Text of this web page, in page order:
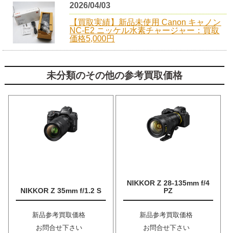
2026/04/03
【買取実績】新品未使用 Canon キャノン
NC-E2 ニッケル水素チャージャー：買取
価格5,000円
未分類のその他の参考買取価格
NIKKOR Z 35mm f/1.2 S
新品参考買取価格
お問合せ下さい
NIKKOR Z 28-135mm f/4
PZ
新品参考買取価格
お問合せ下さい